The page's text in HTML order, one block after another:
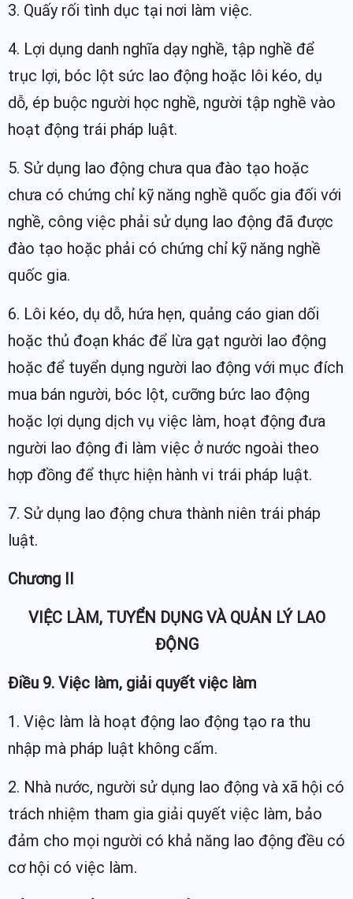
3. Quấy rối tình dục tại nơi làm việc.
4. Lợi dụng danh nghĩa dạy nghề, tập nghề để
trục lợi, bóc lột sức lao động hoặc lôi kéo, dụ
dỗ, ép buộc người học nghề, người tập nghề vào
hoạt động trái pháp luật.
5. Sử dụng lao động chưa qua đào tạo hoặc
chưa có chứng chỉ kỹ năng nghề quốc gia đối với
nghề, công việc phải sử dụng lao động đã được
đào tạo hoặc phải có chứng chỉ kỹ năng nghề
quốc gia.
6. Lôi kéo, dụ dỗ, hứa hẹn, quảng cáo gian dối
hoặc thủ đoạn khác để lừa gạt người lao động
hoặc để tuyển dụng người lao động với mục đích
mua bán người, bóc lột, cưỡng bức lao động
hoặc lợi dụng dịch vụ việc làm, hoạt động đưa
người lao động đi làm việc ở nước ngoài theo
hợp đồng để thực hiện hành vi trái pháp luật.
7. Sử dụng lao động chưa thành niên trái pháp
luật.
Chương II
VIỆC LÀM, TUYỂN DỤNG VÀ QUẢN LÝ LAO
ĐỘNG
Điều 9. Việc làm, giải quyết việc làm
1. Việc làm là hoạt động lao động tạo ra thu
nhập mà pháp luật không cấm.
2. Nhà nước, người sử dụng lao động và xã hội có
trách nhiệm tham gia giải quyết việc làm, bảo
đảm cho mọi người có khả năng lao động đều có
cơ hội có việc làm.